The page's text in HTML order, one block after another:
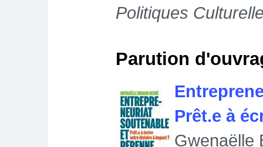
Politiques
Parution
Prêt.e à
Gwenaëlle